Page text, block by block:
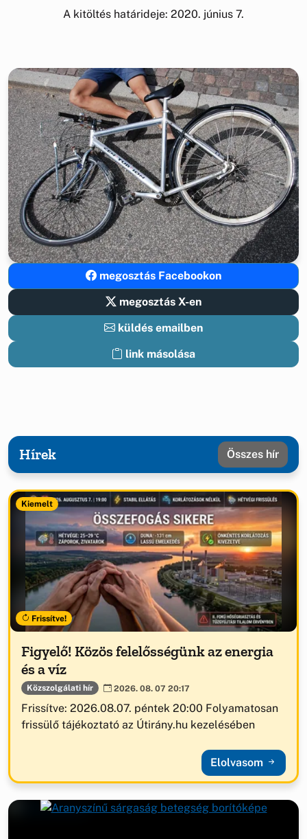
A kitöltés határideje: 2020. június 7.
megosztás Facebookon
megosztás X-en
küldés emailben
link másolása
Hírek Összes hír
Kiemelt
Frissítve!
Figyelő! Közös felelősségünk az energia
és a víz
Közszolgálati hír 2026. 08. 07 20:17
Frissítve: 2026.08.07. péntek 20:00 Folyamatosan
frissülő tájékoztató az Útirány.hu kezelésében
Elolvasom